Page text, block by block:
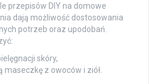
przepisów DIY na domowe
dają możliwość dostosowania
potrzeb oraz upodobań.
skóry,
z owoców i ziół.